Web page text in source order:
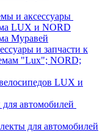
и аксессуары
LUX и NORD
Муравей
и запчасти к
"Lux"; NORD;
LUX и
автомобилей
для автомобилей